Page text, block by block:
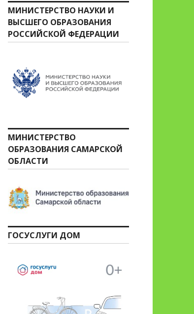
МИНИСТЕРСТВО НАУКИ И
ВЫСШЕГО ОБРАЗОВАНИЯ
РОССИЙСКОЙ ФЕДЕРАЦИИ
МИНИСТЕРСТВО
ОБРАЗОВАНИЯ САМАРСКОЙ
ОБЛАСТИ
ГОСУСЛУГИ ДОМ